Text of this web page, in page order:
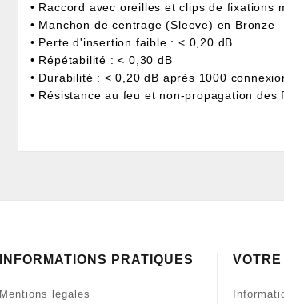
• Raccord avec oreilles et clips de fixations
• Manchon de centrage (Sleeve) en Bronze
• Perte d'insertion faible : < 0,20 dB
• Répétabilité : < 0,30 dB
• Durabilité : < 0,20 dB après 1000
• Résistance au feu et non-propagation des
INFORMATIONS PRATIQUES
Mentions légales
VOTRE